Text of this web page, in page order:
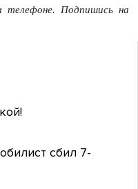
телефоне. Подпишись на
сбил 7-